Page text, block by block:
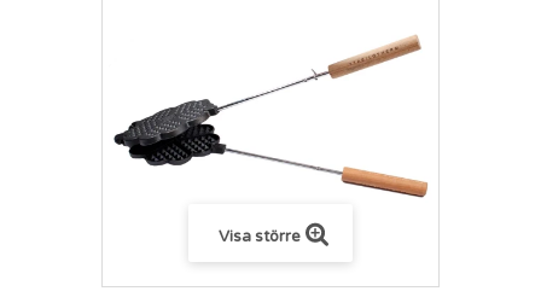
Visa större